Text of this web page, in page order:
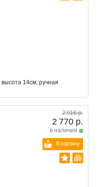
14см, ручная
2 916 р.
2 770 р.
в наличии
В корзину